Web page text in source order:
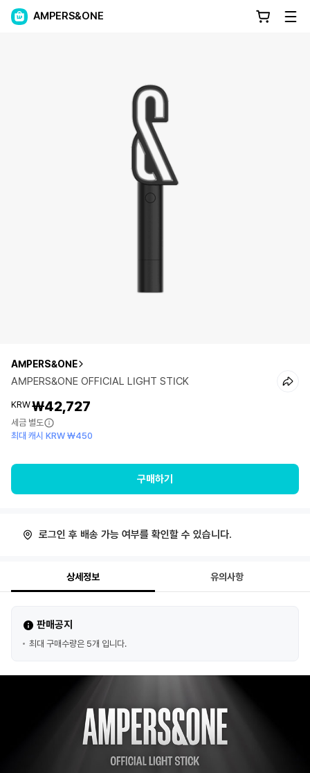
AMPERS&ONE
AMPERS&ONE
AMPERS&ONE OFFICIAL LIGHT STICK
KRW₩42,727
세금 별도
최대 캐시 KRW ₩450
구매하기
로그인 후 배송 가능 여부를 확인할 수 있습니다.
상세정보 유의사항
판매공지
최대 구매수량은 5개 입니다.